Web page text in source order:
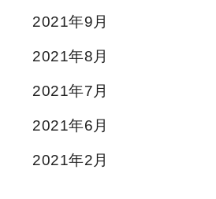
2021年9月
2021年8月
2021年7月
2021年6月
2021年2月